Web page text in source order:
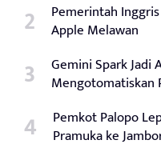
Pemerintah
Apple Melawan
Gemini Spark Jadi
Mengotomatiskan
Pemkot Palopo
Pramuka ke